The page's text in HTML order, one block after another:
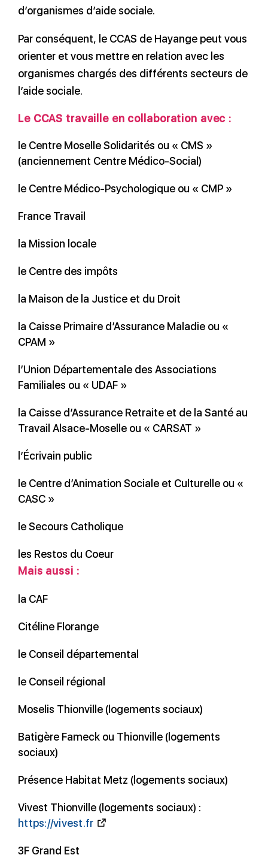
d’organismes d’aide sociale.
Par conséquent, le CCAS de Hayange peut vous
orienter et vous mettre en relation avec les
organismes chargés des différents secteurs de
l’aide sociale.
Le CCAS travaille en collaboration avec :
le Centre Moselle Solidarités ou « CMS »
(anciennement Centre Médico-Social)
le Centre Médico-Psychologique ou « CMP »
France Travail
la Mission locale
le Centre des impôts
la Maison de la Justice et du Droit
la Caisse Primaire d’Assurance Maladie ou «
CPAM »
l’Union Départementale des Associations
Familiales ou « UDAF »
la Caisse d’Assurance Retraite et de la Santé au
Travail Alsace-Moselle ou « CARSAT »
l’Écrivain public
le Centre d’Animation Sociale et Culturelle ou «
CASC »
le Secours Catholique
les Restos du Coeur
Mais aussi :
la CAF
Citéline Florange
le Conseil départemental
le Conseil régional
Moselis Thionville (logements sociaux)
Batigère Fameck ou Thionville (logements
sociaux)
Présence Habitat Metz (logements sociaux)
Vivest Thionville (logements sociaux) :
https://vivest.fr
3F Grand Est